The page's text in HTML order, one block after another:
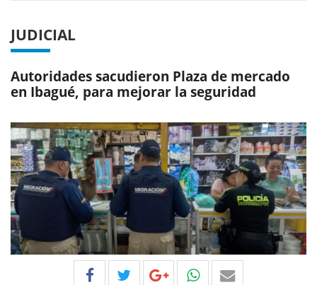
JUDICIAL
Autoridades sacudieron Plaza de mercado
en Ibagué, para mejorar la seguridad